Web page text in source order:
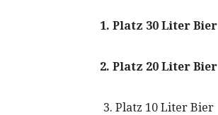
1. Platz 30 Liter Bier
2. Platz 20 Liter Bier
3. Platz 10 Liter Bier